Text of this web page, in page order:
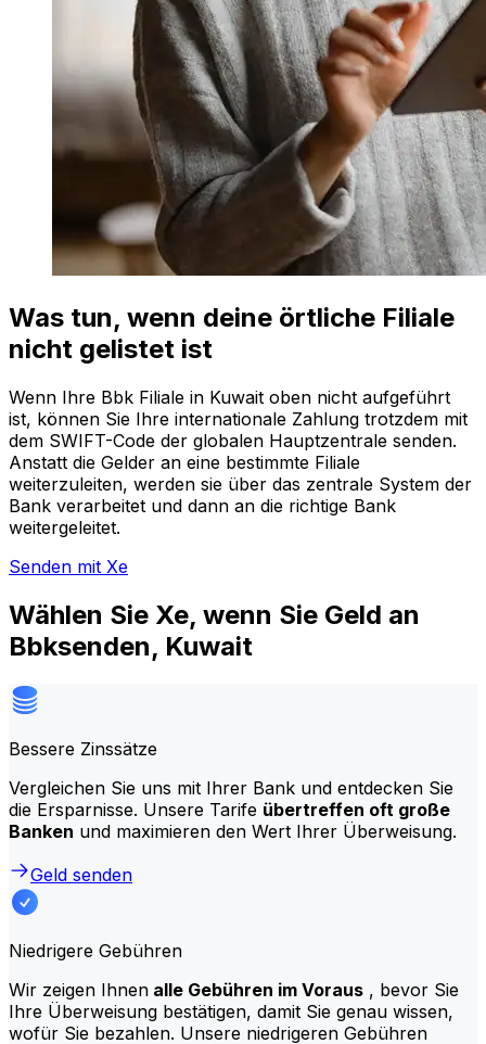
Was tun, wenn deine örtliche Filiale
nicht gelistet ist
Wenn Ihre Bbk Filiale in Kuwait oben nicht aufgeführt
ist, können Sie Ihre internationale Zahlung trotzdem mit
dem SWIFT-Code der globalen Hauptzentrale senden.
Anstatt die Gelder an eine bestimmte Filiale
weiterzuleiten, werden sie über das zentrale System der
Bank verarbeitet und dann an die richtige Bank
weitergeleitet.
Senden mit Xe
Wählen Sie Xe, wenn Sie Geld an
Bbksenden, Kuwait
Bessere Zinssätze
Vergleichen Sie uns mit Ihrer Bank und entdecken Sie
die Ersparnisse. Unsere Tarife übertreffen oft große
Banken und maximieren den Wert Ihrer Überweisung.
Geld senden
Niedrigere Gebühren
Wir zeigen Ihnen alle Gebühren im Voraus , bevor Sie
Ihre Überweisung bestätigen, damit Sie genau wissen,
wofür Sie bezahlen. Unsere niedrigeren Gebühren